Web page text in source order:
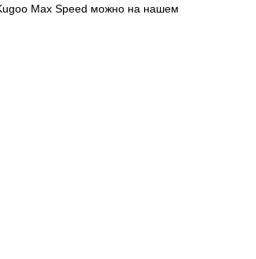
Max Speed можно на нашем